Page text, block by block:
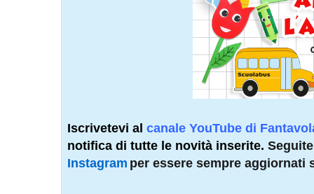
Iscrivetevi al canale YouTube di
notifica di tutte le novità inserite.
Instagram per essere sempre aggiornati